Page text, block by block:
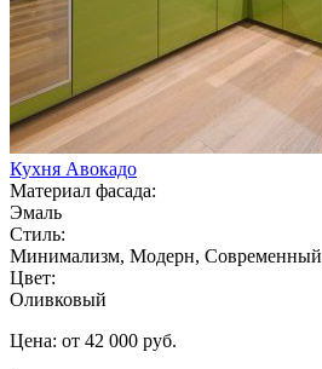
Кухня Авокадо
Материал фасада:
Эмаль
Стиль:
Минимализм, Модерн, Современный
Цвет:
Оливковый
Цена: от 42 000 руб.